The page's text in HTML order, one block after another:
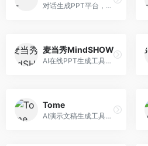
对话生成PPT平台，支持自然语言交互创作。面向职场人士和教育工作者，通过对话方式完成PPT制作，交互体验友好，创作过程直观。
麦当秀MindSHOW
AI在线PPT生成工具，支持思维导图转PPT。面向职场人士，提供思维导图导入、PPT生成、模板选择等服务，思维导图转PPT效率高。
Tome
AI演示文稿生成工具，专注于故事化演示创作。面向创业者和营销人员，提供故事叙述、视觉设计、内容生成等服务，演示文稿叙事性强。